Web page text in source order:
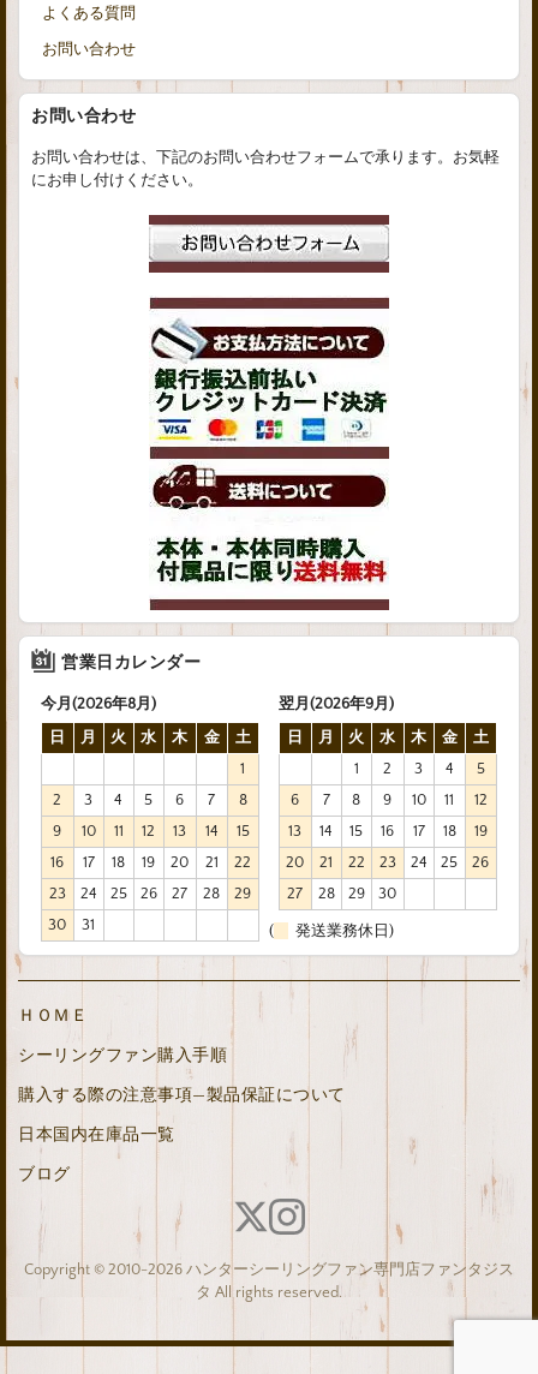
よくある質問
お問い合わせ
お問い合わせ
お問い合わせは、下記のお問い合わせフォームで承ります。お気軽
にお申し付けください。
営業日カレンダー
今月(2026年8月)
日
月 火 水 木 金
土
1
2
3 4 5 6 7
8
9
10 11 12 13 14
15
16
17 18 19 20 21
22
23
24 25 26 27 28
29
30
31
翌月(2026年9月)
日
月 火 水 木 金
土
1
2 3 4
5
6
7 8 9 10 11
12
13
14 15 16 17 18
19
20
21 22 23 24 25
26
27
28 29 30
( 発送業務休日)
ＨＯＭＥ
シーリングファン購入手順
購入する際の注意事項—製品保証について
日本国内在庫品一覧
ブログ
Copyright © 2010-2026 ハンターシーリングファン専門店ファンタジス
タ All rights reserved.